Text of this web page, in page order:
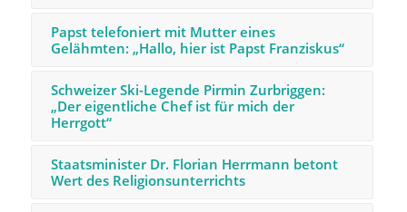
Papst telefoniert mit Mutter eines
Gelähmten: „Hallo, hier ist Papst Franziskus“
Schweizer Ski-Legende Pirmin Zurbriggen:
„Der eigentliche Chef ist für mich der
Herrgott“
Staatsminister Dr. Florian Herrmann betont
Wert des Religionsunterrichts